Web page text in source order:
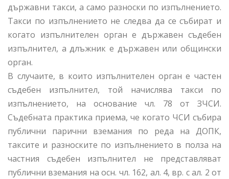
държавни такси, а само разноски по изпълнението.
Такси по изпълнението не следва да се събират и
когато изпълнителен орган е държавен съдебен
изпълнител, а длъжник е държавен или общински
орган.
В случаите, в които изпълнителен орган е частен
съдебен изпълнител, той начислява такси по
изпълнението, на основание чл. 78 от ЗЧСИ.
Съдебната практика приема, че когато ЧСИ събира
публични парични вземания по реда на ДОПК,
таксите и разноските по изпълнението в полза на
частния съдебен изпълнител не представляват
публични вземания на осн. чл. 162, ал. 4, вр. с ал. 2 от